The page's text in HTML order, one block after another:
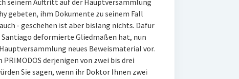
gebeten, ihm Dokumente zu seinem Fall
- geschehen ist aber bislang nichts. Dafür
deformierte Gliedmaßen hat, nun
neues Beweismaterial vor.
derjenigen von zwei bis drei
Sie sagen, wenn ihr Doktor Ihnen zwei